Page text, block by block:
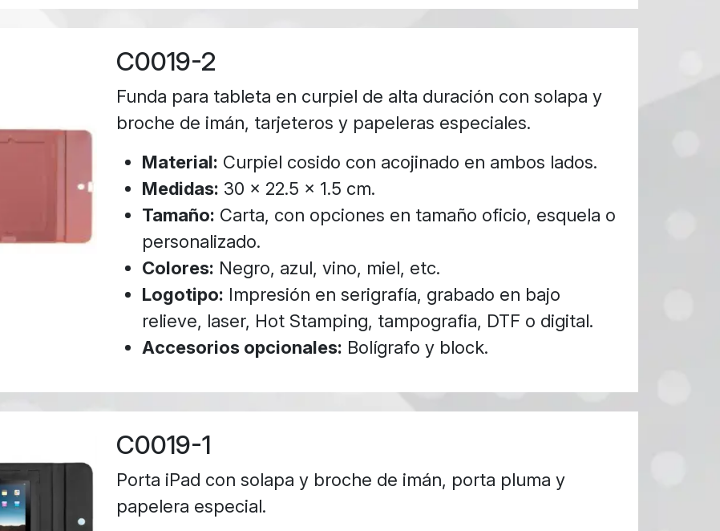
C0019-2
Funda para tableta en curpiel de alta duración con solapa y
broche de imán, tarjeteros y papeleras especiales.
Material: Curpiel cosido con acojinado en ambos lados.
Medidas: 30 x 22.5 x 1.5 cm.
Tamaño: Carta, con opciones en tamaño oficio, esquela o
personalizado.
Colores: Negro, azul, vino, miel, etc.
Logotipo: Impresión en serigrafía, grabado en bajo
relieve, laser, Hot Stamping, tampografia, DTF o digital.
Accesorios opcionales: Bolígrafo y block.
C0019-1
Porta iPad con solapa y broche de imán, porta pluma y
papelera especial.